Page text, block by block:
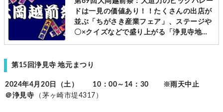
ドは一見の価値あり！！たくさんの出店が
並ぶ「ちがさき産業フェア」、ステージや
〇×クイズなどで盛り上がる「浄見寺地元
見寺】
第15回浄見寺 地元まつり
2024年4月20日（土） 10：00～14：30 ※雨天中止
＠浄見寺
（茅ヶ崎市堤4317）